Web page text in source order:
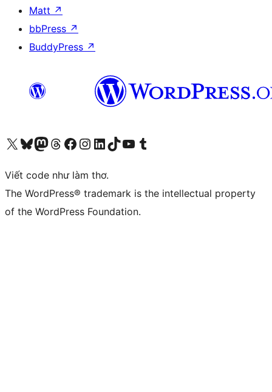
Matt ↗
bbPress ↗
BuddyPress ↗
Truy cập tài khoản X (trước đây là Twitter) của chúng tôiVisit our Bluesky account
Visit our Mastodon account
Visit our Threads account
Xem trang Facebook của chúng tôiTruy cập tài khoản Instagram của chúng tôiTruy cập tài khoản LinkedIn của chúng tôiVisit our TikTok account
Truy cập kênh YouTube của chúng tôi Visit our Tumblr account
Viết code như làm thơ.
The WordPress® trademark is the intellectual property
of the WordPress Foundation.